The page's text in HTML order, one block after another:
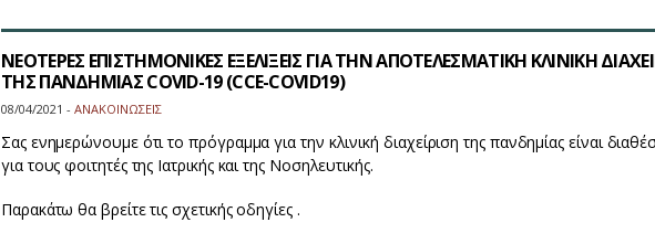
ΝΕΟΤΕΡΕΣ ΕΠΙΣΤΗΜΟΝΙΚΕΣ ΕΞΕΛΙΞΕΙΣ ΓΙΑ ΤΗΝ ΑΠΟΤΕΛΕΣΜΑΤΙΚΗ ΚΛΙΝΙΚΗ
ΤΗΣ ΠΑΝΔΗΜΙΑΣ COVID-19 (CCE-COVID19)
08/04/2021 - ΑΝΑΚΟΙΝΩΣΕΙΣ
Σας ενημερώνουμε ότι το πρόγραμμα για την κλινική διαχείριση της πανδημίας είναι
για τους φοιτητές της Ιατρικής και της Νοσηλευτικής.
Παρακάτω θα βρείτε τις σχετικής οδηγίες .